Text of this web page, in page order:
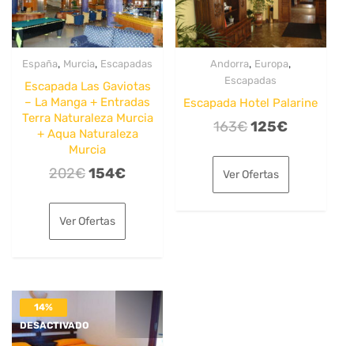
España, Murcia, Escapadas
Escapada Las Gaviotas
– La Manga + Entradas
Terra Naturaleza Murcia
+ Aqua Naturaleza
Murcia
202€El
original
era:
154€El
es:
Ver Ofertas
Andorra, Europa,
Escapadas
Escapada Hotel Palarine
163€El
original
era:
125€El
es:
Ver Ofertas
14%
DESACTIVADO